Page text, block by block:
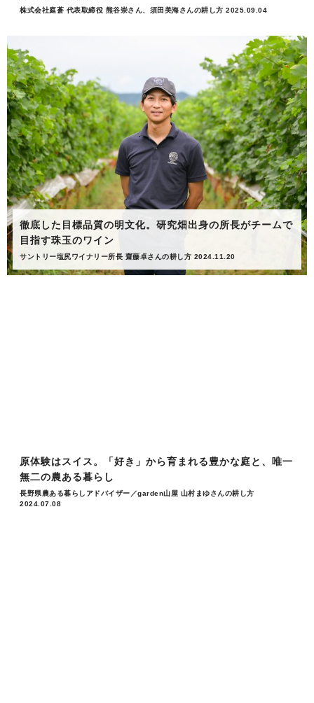
株式会社庭蒼 代表取締役 熊谷崇さん、須田美海さんの耕し方 2025.09.04
徹底した目標品質の明文化。研究畑出身の所長がチームで
目指す珠玉のワイン
サントリー塩尻ワイナリー所長 齋藤卓さんの耕し方 2024.11.20
原体験はスイス。「好き」から育まれる豊かな庭と、唯一
無二の農ある暮らし
長野県農ある暮らしアドバイザー／garden山屋 山村まゆさんの耕し方
2024.07.08